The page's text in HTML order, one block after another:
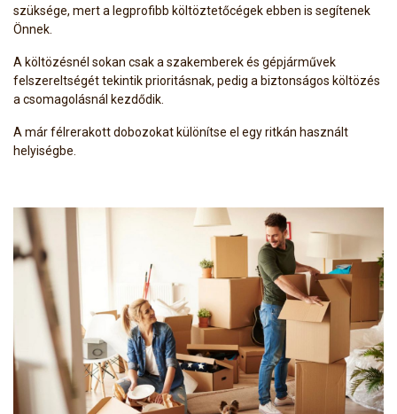
szüksége, mert a legprofibb költöztetőcégek ebben is segítenek
Önnek.
A költözésnél sokan csak a szakemberek és gépjárművek
felszereltségét tekintik prioritásnak, pedig a biztonságos költözés
a csomagolásnál kezdődik.
A már félrerakott dobozokat különítse el egy ritkán használt
helyiségbe.